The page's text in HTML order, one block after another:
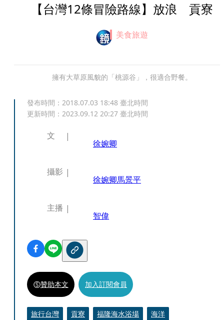
【台灣12條冒險路線】放浪 貢寮
美食旅遊
擁有大草原風貌的「桃源谷」，很適合野餐。
發布時間： 2018.07.03 18:48 臺北時間
更新時間： 2023.09.12 20:27 臺北時間
文
徐婉卿
攝影
徐婉卿馬景平
主播
智偉
贊助本文 加入訂閱會員
旅行台灣 貢寮 福隆海水浴場 海洋